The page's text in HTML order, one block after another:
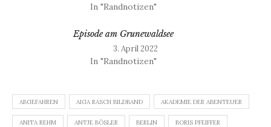
In "Randnotizen"
Episode am Grunewaldsee
3. April 2022
In "Randnotizen"
ABGEFAHREN AIGA RASCH BILDBAND AKADEMIE DER ABENTEUER
ANITA REHM ANTJE BÖSLER BERLIN BORIS PFEIFFER